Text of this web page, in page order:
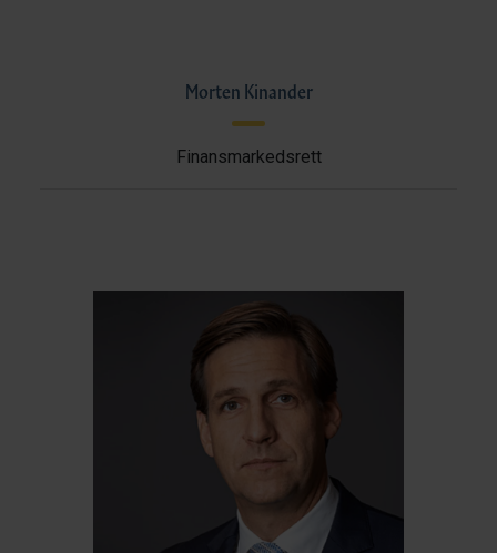
Morten Kinander
Finansmarkedsrett